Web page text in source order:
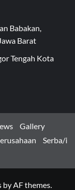
Babakan,
Barat
Tengah Kota
Gallery
Serba/i
by AF themes.